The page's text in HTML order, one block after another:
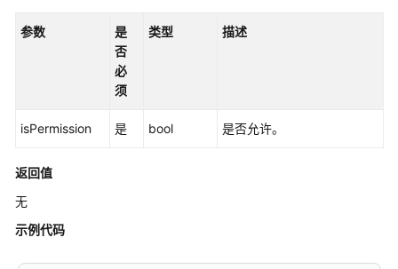
南
门
管
理
指
参数
是
否
必
须
类型 描述
isPermission 是 bool 是否允许。
返回值
无
示例代码